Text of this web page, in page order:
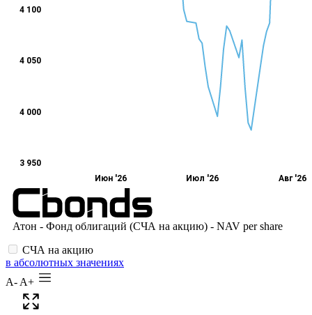
СЧА на акцию
в абсолютных значениях
A- A+